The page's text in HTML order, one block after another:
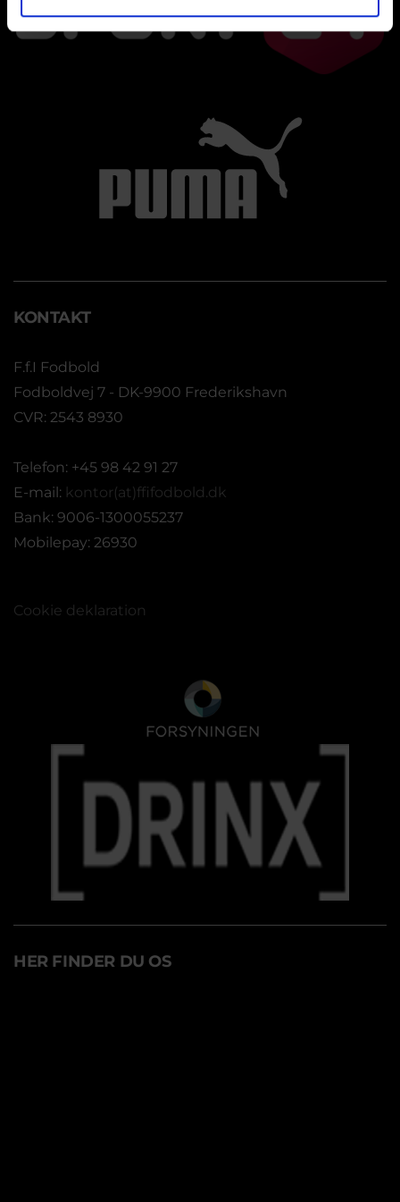
KONTAKT
F.f.I Fodbold
Fodboldvej 7 - DK-9900 Frederikshavn
CVR: 2543 8930
Telefon: +45 98 42 91 27
E-mail: kontor(at)ffifodbold.dk
Bank: 9006-1300055237
Mobilepay: 26930
Cookie deklaration
HER FINDER DU OS